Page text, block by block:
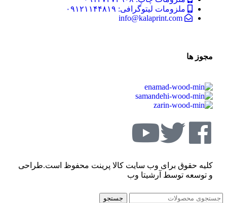
ملزومات لیتوگرافی: ۰۹۱۲۱۱۴۴۸۱۹
info@kalaprint.com
مجوز ها
کلیه حقوق برای وب سایت کالا پرینت محفوظ است.طراحی
و توسعه توسط آرشیتا وب
جستجو